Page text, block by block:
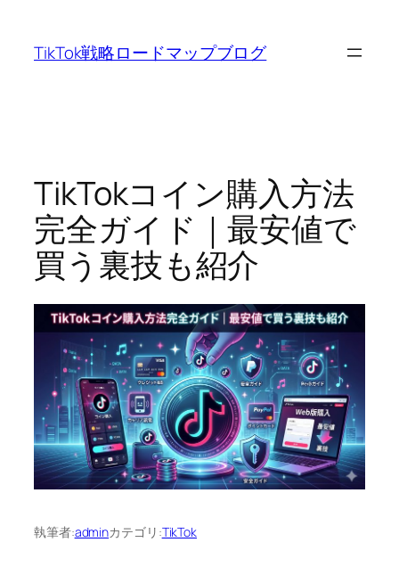
TikTok戦略ロードマップブログ
TikTokコイン購入方法
完全ガイド｜最安値で
買う裏技も紹介
執筆者:adminカテゴリ:TikTok